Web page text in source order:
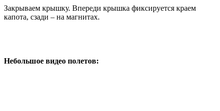
Закрываем крышку. Впереди крышка фиксируется краем
капота, сзади – на магнитах.
Небольшое видео полетов: